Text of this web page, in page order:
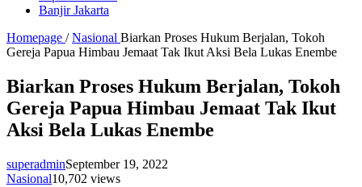
Banjir Jakarta
Homepage / Nasional Biarkan Proses Hukum Berjalan, Tokoh
Gereja Papua Himbau Jemaat Tak Ikut Aksi Bela Lukas Enembe
Biarkan Proses Hukum Berjalan, Tokoh
Gereja Papua Himbau Jemaat Tak Ikut
Aksi Bela Lukas Enembe
superadminSeptember 19, 2022
Nasional10,702 views